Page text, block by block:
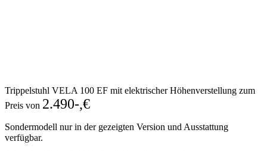
Trippelstuhl VELA 100 EF mit elektrischer Höhenverstellung zum
Preis von 2.490-,€
Sondermodell nur in der gezeigten Version und Ausstattung
verfügbar.